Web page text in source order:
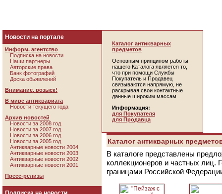
Новости на портале
Информ. агентство
Подписка на новости
Наши партнеры
Авторские права
Банк фотографий
Доска обьявлений
Внимание, розыск!
В мире антиквариата
Новости текущего года
Архив новостей
Новости за 2008 год
Новости за 2007 год
Новости за 2006 год
Новости за 2005 год
Антикварные новости 2004
Антикварные новости 2003
Антикварные новости 2002
Антикварные новости 2001
Пресс-релизы
Каталог антикварных
предметов
Основным принципом работы
нашего Каталога является то,
что при помощи Службы
Покупатель и Продавец
связываются напрямую, не
раскрывая свои контактные
данные широким массам.
Информация:
для Покупателя
для Продавца
Каталог антикварных
В каталоге представлены
коллекционеров и частных лиц.
границами Российской